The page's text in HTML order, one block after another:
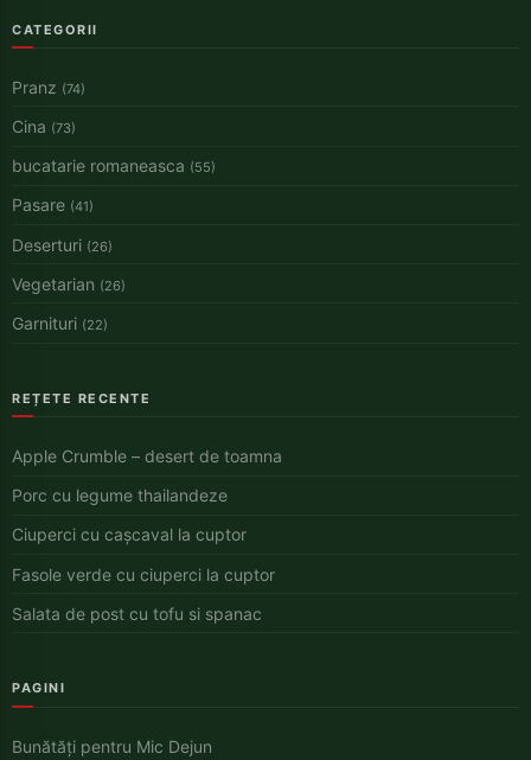
CATEGORII
Pranz (74)
Cina (73)
bucatarie romaneasca (55)
Pasare (41)
Deserturi (26)
Vegetarian (26)
Garnituri (22)
REȚETE RECENTE
Apple Crumble – desert de toamna
Porc cu legume thailandeze
Ciuperci cu cașcaval la cuptor
Fasole verde cu ciuperci la cuptor
Salata de post cu tofu si spanac
PAGINI
Bunătăți pentru Mic Dejun